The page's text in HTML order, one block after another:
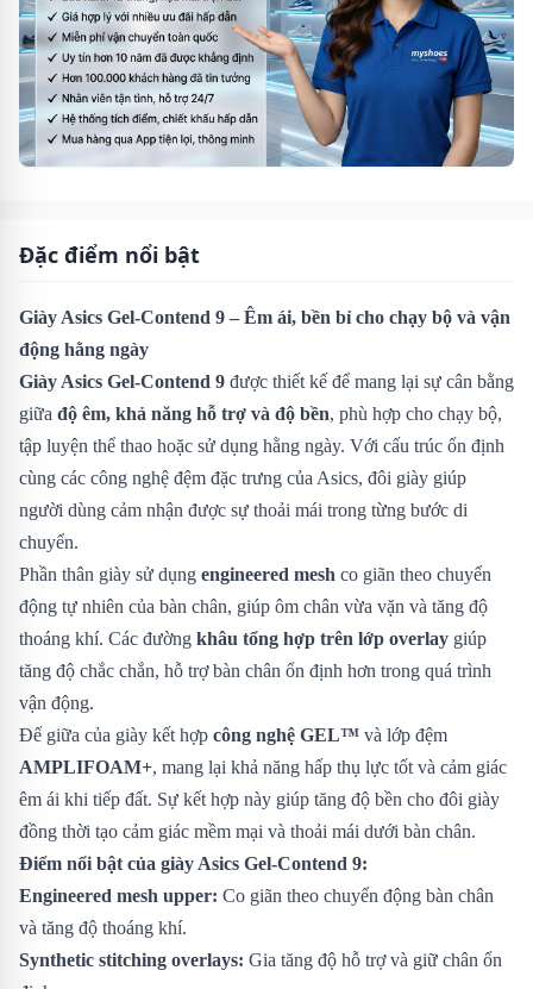
Đặc điểm nổi bật
Giày Asics Gel-Contend 9 – Êm ái, bền bỉ cho chạy bộ và vận
động hằng ngày
Giày Asics Gel-Contend 9 được thiết kế để mang lại sự cân bằng
giữa độ êm, khả năng hỗ trợ và độ bền, phù hợp cho chạy bộ,
tập luyện thể thao hoặc sử dụng hằng ngày. Với cấu trúc ổn định
cùng các công nghệ đệm đặc trưng của Asics, đôi giày giúp
người dùng cảm nhận được sự thoải mái trong từng bước di
chuyển.
Phần thân giày sử dụng engineered mesh co giãn theo chuyển
động tự nhiên của bàn chân, giúp ôm chân vừa vặn và tăng độ
thoáng khí. Các đường khâu tổng hợp trên lớp overlay giúp
tăng độ chắc chắn, hỗ trợ bàn chân ổn định hơn trong quá trình
vận động.
Đế giữa của giày kết hợp công nghệ GEL™ và lớp đệm
AMPLIFOAM+, mang lại khả năng hấp thụ lực tốt và cảm giác
êm ái khi tiếp đất. Sự kết hợp này giúp tăng độ bền cho đôi giày
đồng thời tạo cảm giác mềm mại và thoải mái dưới bàn chân.
Điểm nổi bật của giày Asics Gel-Contend 9:
Engineered mesh upper: Co giãn theo chuyển động bàn chân
và tăng độ thoáng khí.
Synthetic stitching overlays: Gia tăng độ hỗ trợ và giữ chân ổn